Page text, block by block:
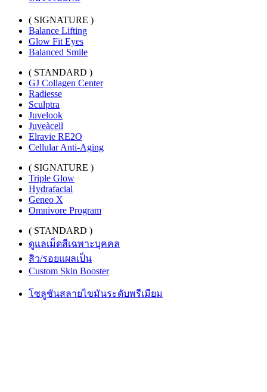
( SIGNATURE )
Balance Lifting
Glow Fit Eyes
Balanced Smile
( STANDARD )
GJ Collagen Center
Radiesse
Sculptra
Juvelook
Juveàcell
Elravie RE2O
Cellular Anti-Aging
( SIGNATURE )
Triple Glow
Hydrafacial
Geneo X
Omnivore Program
( STANDARD )
ดูแลเม็ดสีเฉพาะบุคคล
สิว/รอยแผลเป็น
Custom Skin Booster
โซลูชันสลายไขมันระดับพรีเมียม